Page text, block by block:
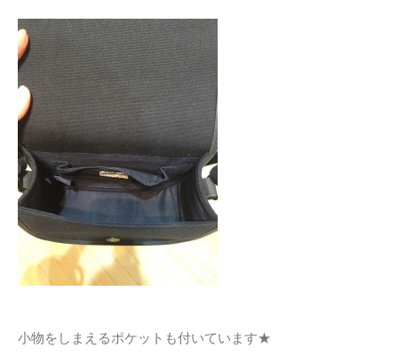
小物をしまえるポケットも付いています★